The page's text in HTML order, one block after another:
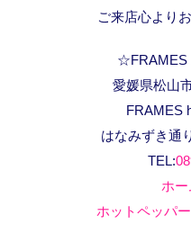
ご来店心より
☆FRAMES
愛媛県松山
FRAMES
はなみずき通
TEL:
ホ
ホットペッパ